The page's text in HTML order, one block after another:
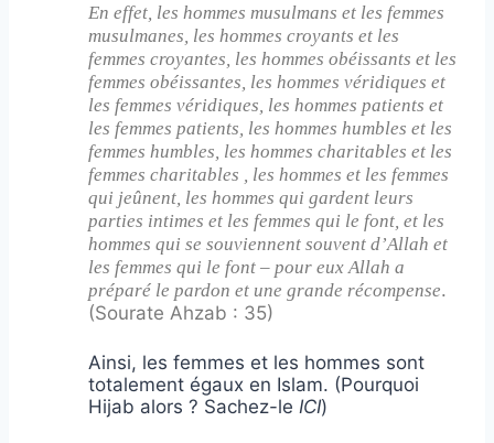
En effet, les hommes musulmans et les femmes
musulmanes, les hommes croyants et les
femmes croyantes, les hommes obéissants et les
femmes obéissantes, les hommes véridiques et
les femmes véridiques, les hommes patients et
les femmes patients, les hommes humbles et les
femmes humbles, les hommes charitables et les
femmes charitables , les hommes et les femmes
qui jeûnent, les hommes qui gardent leurs
parties intimes et les femmes qui le font, et les
hommes qui se souviennent souvent d’Allah et
les femmes qui le font – pour eux Allah a
préparé le pardon et une grande récompense.
(Sourate Ahzab : 35)
Ainsi, les femmes et les hommes sont
totalement égaux en Islam. (Pourquoi
Hijab alors ? Sachez-le ICI)